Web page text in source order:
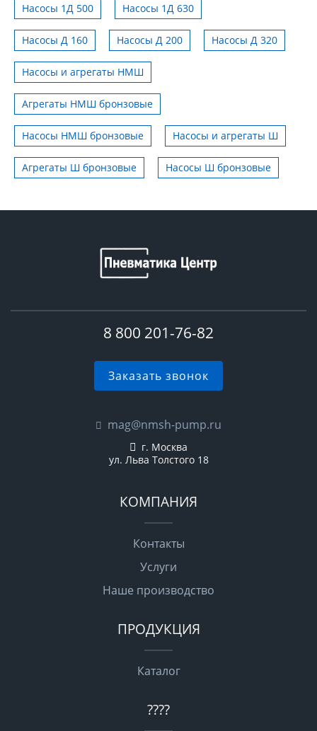
Насосы 1Д 500 Насосы 1Д 630
Насосы Д 160 Насосы Д 200 Насосы Д 320
Насосы и агрегаты НМШ
Агрегаты НМШ бронзовые
Насосы НМШ бронзовые Насосы и агрегаты Ш
Агрегаты Ш бронзовые Насосы Ш бронзовые
8 800 201-76-82
Заказать звонок
mag@nmsh-pump.ru
г. Москва
ул. Льва Толстого 18
КОМПАНИЯ
Контакты
Услуги
Наше производство
ПРОДУКЦИЯ
Каталог
????